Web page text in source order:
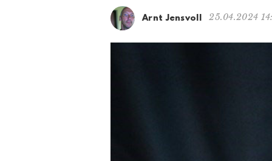
Arnt Jensvoll 25.04.2024